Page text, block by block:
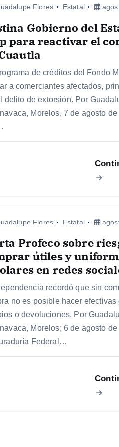
Flores Estatal
Gobierno del
para reactivar el
de créditos del Fondo
a comerciantes afectados,
delito de extorsión. Por
Morelos, 7 de agosto
Flores Estatal
Profeco sobre
útiles y
en redes
recordó que sin
no es posible hacer efectivas
o devoluciones. Por
Morelos; 6 de agosto de
Federal…